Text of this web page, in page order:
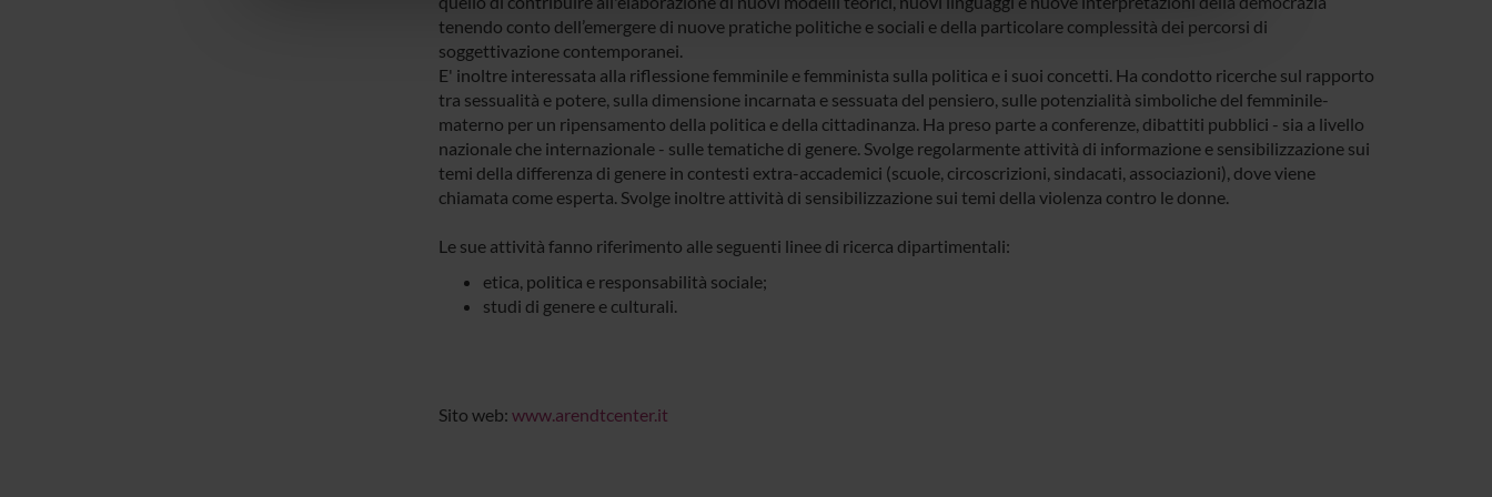
che hanno raccolto dal tuo utilizzo dei loro servizi.
tenendo conto dell’emergere di nuove pratiche politiche e sociali e della particolare complessità dei percorsi di
soggettivazione contemporanei.
E' inoltre interessata alla riflessione femminile e femminista sulla politica e i suoi concetti. Ha condotto ricerche sul rapporto
tra sessualità e potere, sulla dimensione incarnata e sessuata del pensiero, sulle potenzialità simboliche del femminile-
materno per un ripensamento della politica e della cittadinanza. Ha preso parte a conferenze, dibattiti pubblici - sia a livello
nazionale che internazionale - sulle tematiche di genere. Svolge regolarmente attività di informazione e sensibilizzazione sui
temi della differenza di genere in contesti extra-accademici (scuole, circoscrizioni, sindacati, associazioni), dove viene
chiamata come esperta. Svolge inoltre attività di sensibilizzazione sui temi della violenza contro le donne.
Le sue attività fanno riferimento alle seguenti linee di ricerca dipartimentali:
etica, politica e responsabilità sociale;
studi di genere e culturali.
Sito web: www.arendtcenter.it